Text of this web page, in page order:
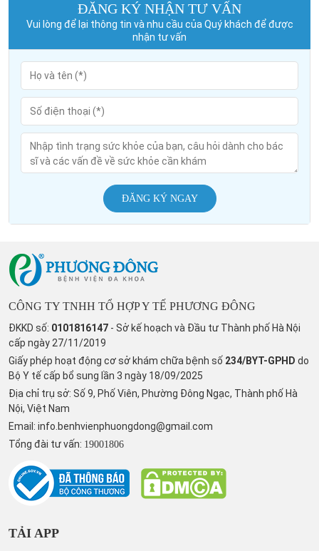
ĐĂNG KÝ NHẬN TƯ VẤN
Vui lòng để lại thông tin và nhu cầu của Quý khách để được
nhận tư vấn
ĐĂNG KÝ NGAY
CÔNG TY TNHH TỔ HỢP Y TẾ PHƯƠNG ĐÔNG
ĐKKD số: 0101816147 - Sở kế hoạch và Đầu tư Thành phố Hà Nội
cấp ngày 27/11/2019
Giấy phép hoạt động cơ sở khám chữa bệnh số 234/BYT-GPHD do
Bộ Y tế cấp bổ sung lần 3 ngày 18/09/2025
Địa chỉ trụ sở: Số 9, Phố Viên, Phường Đông Ngạc, Thành phố Hà
Nội, Việt Nam
Email: info.benhvienphuongdong@gmail.com
Tổng đài tư vấn: 19001806
TẢI APP